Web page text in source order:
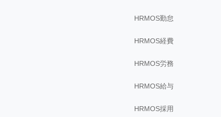
HRMOS勤怠
HRMOS経費
HRMOS労務
HRMOS給与
HRMOS採用